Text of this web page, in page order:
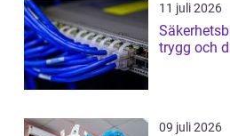
11 juli 2026
trygg och
09 juli 2026